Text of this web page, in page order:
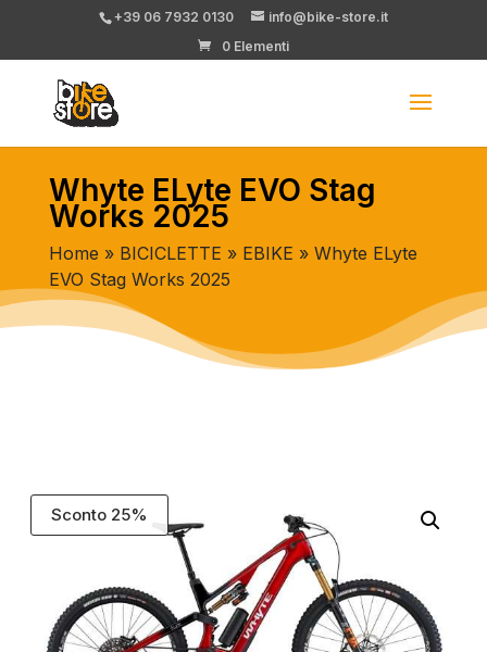
+39 06 7932 0130
info@bike-store.it
0 Elementi
Whyte ELyte EVO Stag
Works 2025
Home » BICICLETTE » EBIKE » Whyte ELyte
EVO Stag Works 2025
Sconto 25%